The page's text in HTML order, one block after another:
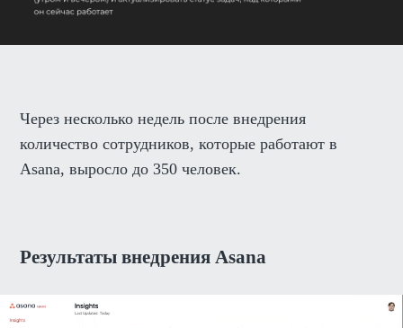
Через несколько недель после внедрения
количество сотрудников, которые работают в
Asana, выросло до 350 человек.
Результаты внедрения Asana